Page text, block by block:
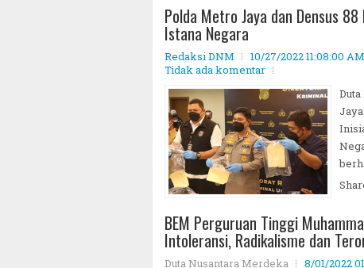
Polda Metro Jaya dan Densus
Istana Negara
Redaksi DNM 10/27/2022 11:08:00 AM
Tidak ada komentar
BEM Perguruan Tinggi
Intoleransi, Radikalisme dan
Duta Nusantara Merdeka 8/01/2022